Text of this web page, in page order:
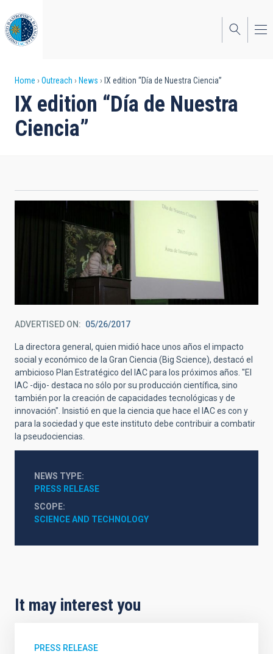
to
main
content
Breadcrumb
Home Outreach News IX edition “Día de Nuestra Ciencia”
IX edition “Día de Nuestra
Ciencia”
ADVERTISED ON 05/26/2017
La directora general, quien midió hace unos años el impacto
social y económico de la Gran Ciencia (Big Science), destacó el
ambicioso Plan Estratégico del IAC para los próximos años. "El
IAC -dijo- destaca no sólo por su producción científica, sino
también por la creación de capacidades tecnológicas y de
innovación". Insistió en que la ciencia que hace el IAC es con y
para la sociedad y que este instituto debe contribuir a combatir
la pseudociencias.
NEWS TYPE
PRESS RELEASE
SCOPE
SCIENCE AND TECHNOLOGY
It may interest you
PRESS RELEASE